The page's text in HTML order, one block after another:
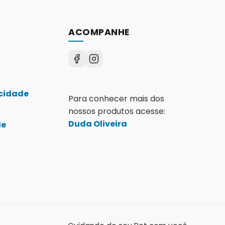
ACOMPANHE
Para conhecer mais dos
nossos produtos acesse:
Duda Oliveira